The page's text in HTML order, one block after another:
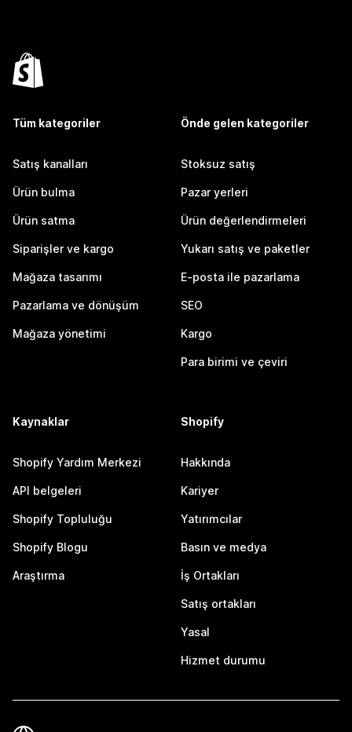
Tüm kategoriler
Satış kanalları
Ürün bulma
Ürün satma
Siparişler ve kargo
Mağaza tasarımı
Pazarlama ve dönüşüm
Mağaza yönetimi
Önde gelen kategoriler
Stoksuz satış
Pazar yerleri
Ürün değerlendirmeleri
Yukarı satış ve paketler
E-posta ile pazarlama
SEO
Kargo
Para birimi ve çeviri
Kaynaklar
Shopify Yardım Merkezi
API belgeleri
Shopify Topluluğu
Shopify Blogu
Araştırma
Shopify
Hakkında
Kariyer
Yatırımcılar
Basın ve medya
İş Ortakları
Satış ortakları
Yasal
Hizmet durumu